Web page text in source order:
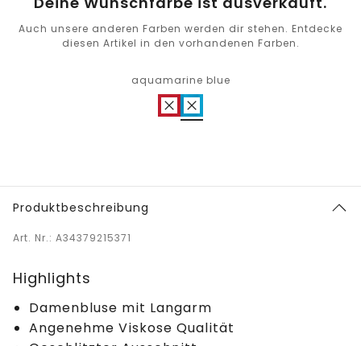
Auch unsere anderen Farben werden dir stehen. Entdecke
diesen Artikel in den vorhandenen Farben.
aquamarine blue
Produktbeschreibung
Art. Nr.: A34379215371
Highlights
Damenbluse mit Langarm
Angenehme Viskose Qualität